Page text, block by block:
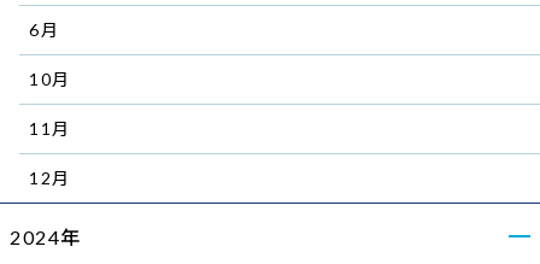
6月
10月
11月
12月
2024年